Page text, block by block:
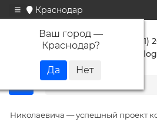
Краснодар
Ваш город —
Краснодар?
+7 (861)
Николаевича — успешный проект